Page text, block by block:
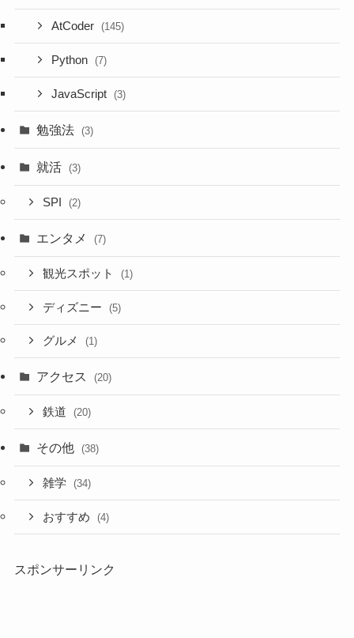
AtCoder (145)
Python (7)
JavaScript (3)
勉強法 (3)
就活 (3)
SPI (2)
エンタメ (7)
観光スポット (1)
ディズニー (5)
グルメ (1)
アクセス (20)
鉄道 (20)
その他 (38)
雑学 (34)
おすすめ (4)
スポンサーリンク